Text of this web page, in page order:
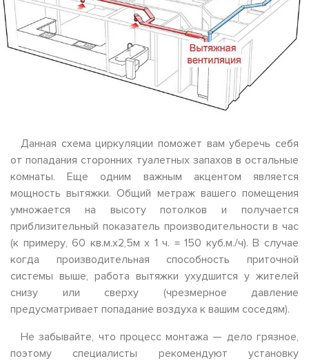
Данная схема циркуляции поможет вам уберечь себя
от попадания сторонних туалетных запахов в остальные
комнаты. Еще одним важным акцентом является
мощность вытяжки. Общий метраж вашего помещения
умножается на высоту потолков и получается
приблизительный показатель производительности в час
(к примеру, 60 кв.м.х2,5м х 1 ч. = 150 куб.м./ч). В случае
когда производительная способность приточной
системы выше, работа вытяжки ухудшится у жителей
снизу или сверху (чрезмерное давление
предусматривает попадание воздуха к вашим соседям).
Не забывайте, что процесс монтажа — дело грязное,
поэтому специалисты рекомендуют установку